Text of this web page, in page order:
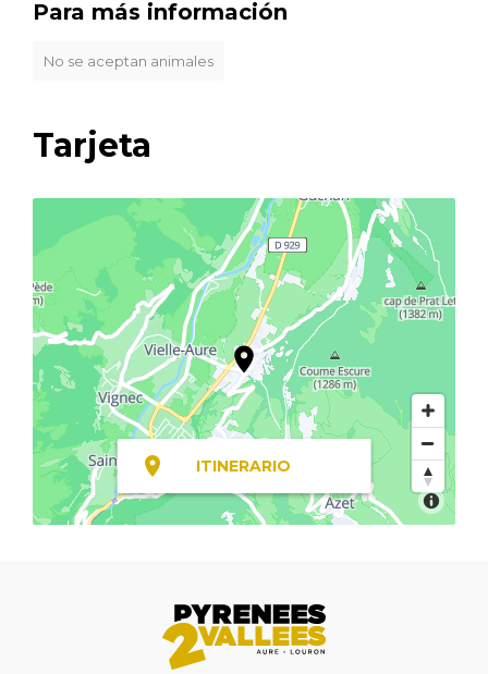
Para más información
No se aceptan animales
Tarjeta
ITINERARIO